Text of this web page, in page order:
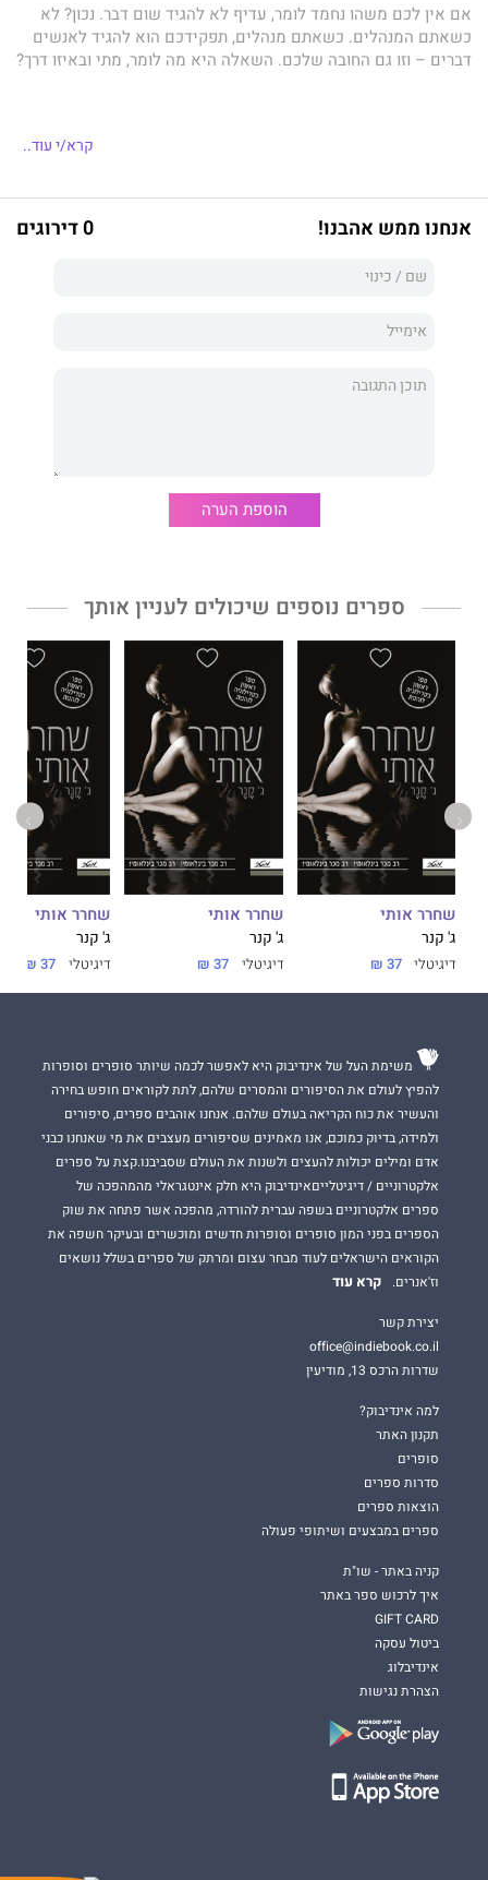
אם אין לכם משהו נחמד לומר, עדיף לא להגיד שום דבר. נכון? לא
כשאתם המנהלים. כשאתם מנהלים, תפקידכם הוא להגיד לאנשים
דברים – וזו גם החובה שלכם. השאלה היא מה לומר, מתי ובאיזו דרך?
, מנהלת בכירה בגוגל ובאפל, ניהלה צוותים של מאות
אנשים, ויצרה קורס שמלמד איך להיות מנהלים טובים. בשנים
שבנו מערכת יחסים חזקה ואפקטיבית עם עובדיהם: הם הפכו את
בבסיסכנות רדיקלית
ישיבות אפקטיביות, ליצור תרבות ארגונית של פתיחות ויעילות, לבנות
צוות מגובש ולהשיג תוצאות שתהיו גאים בהן.
כנות רדיקליתנכתב עבור מנהלים ועבור מי שמנהל מנהלים. המחברת
להצליח מבלי לוותר על האנושיות שלהם, כיצד לטעון את עבודתם
בתחושת משמעות ואיך ליצור סביבה שבה אנשים יאהבו גם את
העבודה שלהם וגם את האנשים שאיתם הם עובדים.
קים סקוט
היא מייסדת חברת Radical Candor, LLC המציעה
סדנאות המבוססות על גישתה לניהול אפקטיבי. לפני כן היתה סקוט
קואוצ'רית ראשית של Twitter, Qualtrics, Dropbox וחברות נוספות
בעמק הסיליקון. באפל פיתחה סקוט קורס מנהלים ייחודי, ובגוגל
הובילה את מכירות הרשת של AdSense, Doubleclick, YouTube.
היא בעלת תואר MBA מבית הספר למנהל עסקים של הרווארד ותואר
BA מאוניברסיטת פרינסטון. מתגוררת עם בעלה וילדיה התאומים
במפרץ סן פרנסיסקו.
טובה של חייהם. התובנות של קים סקוט – המבוססות על ניסיונה
האישי, על האינטליגנציה המתבוננת והחריפה שלה ועל הניתוח שהיא
מציעה – יעזרו לכם להיות מנהיגים טובים יותר וליצור ארגון אפקטיבי
יותר".
קרא/י עוד..
אנחנו ממש אהבנו! 0 דירוגים
הוספת הערה
ספרים נוספים שיכולים לעניין אותך
שחרר אותי
ג' קנר
דיגיטלי 37 ₪
שחרר אותי
ג' קנר
דיגיטלי 37 ₪
שחרר אותי
ג' קנר
דיגיטלי 37 ₪
משימת העל של אינדיבוק היא לאפשר לכמה שיותר סופרים וסופרות
להפיץ לעולם את הסיפורים והמסרים שלהם, לתת לקוראים חופש בחירה
והעשיר את כוח הקריאה בעולם שלהם. אנחנו אוהבים ספרים, סיפורים
ולמידה, בדיוק כמוכם, אנו מאמינים שסיפורים מעצבים את מי שאנחנו כבני
אדם ומילים יכולות להעצים ולשנות את העולם שסביבנו.קצת על ספרים
אלקטרוניים / דיגיטלייםאינדיבוק היא חלק אינטגראלי מהמהפכה של
ספרים אלקטרוניים בשפה עברית להורדה, מהפכה אשר פתחה את שוק
הספרים בפני המון סופרים וסופרות חדשים ומוכשרים ובעיקר חשפה את
הקוראים הישראלים לעוד מבחר עצום ומרתק של ספרים בשלל נושאים
וז'אנרים.
קרא עוד
יצירת קשר
office@indiebook.co.il
שדרות הרכס 13, מודיעין
למה אינדיבוק?
תקנון האתר
סופרים
סדרות ספרים
הוצאות ספרים
ספרים במבצעים ושיתופי פעולה
קניה באתר - שו"ת
איך לרכוש ספר באתר
GIFT CARD
ביטול עסקה
אינדיבלוג
הצהרת נגישות